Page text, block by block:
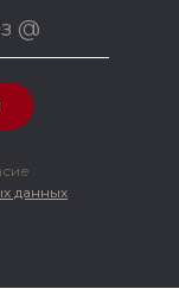
данных